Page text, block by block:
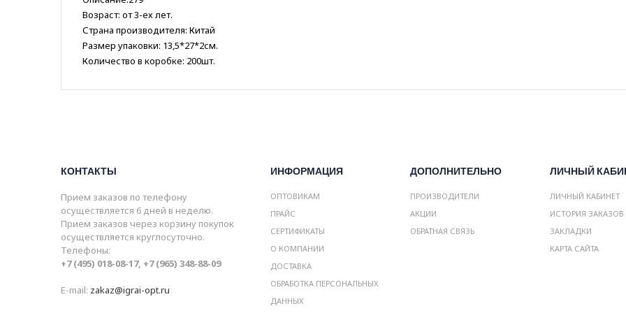
Возраст: от 3-ех лет.
Страна производителя: Китай
Размер упаковки: 13,5*27*2см.
Количество в коробке: 200шт.
КОНТАКТЫ
Прием заказов по телефону
осуществляется 6 дней в неделю.
Прием заказов через корзину покупок
осуществляется круглосуточно.
Телефоны:
+7 (495) 018-08-17, +7 (965) 348-88-09
E-mail: zakaz@igrai-opt.ru
ИНФОРМАЦИЯ
ОПТОВИКАМ
ПРАЙС
СЕРТИФИКАТЫ
О КОМПАНИИ
ДОСТАВКА
ОБРАБОТКА ПЕРСОНАЛЬНЫХ
ДАННЫХ
ДОПОЛНИТЕЛЬНО
ПРОИЗВОДИТЕЛИ
АКЦИИ
ОБРАТНАЯ СВЯЗЬ
ЛИЧНЫЙ
ЛИЧНЫЙ КАБИНЕТ
ИСТОРИЯ ЗАКАЗОВ
ЗАКЛАДКИ
КАРТА САЙТА